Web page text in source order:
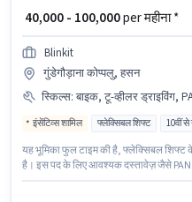
₹ 40,000 - 100,000per महीना *
Blinkit
गुंडेगौड़ाना कोप्पलु, हसन
स्किल्स: बाइक, टू-व्हीलर ड्राइविंग, PAN कार्ड, बैंक
इंसेंटिव्स शामिल फ्लेक्सिबल शिफ्ट 10वीं से
यह भूमिका फुल टाइम की है, फ्लेक्सिबल
है। इस पद के लिए आवश्यक दस्तावेज़ जैसे